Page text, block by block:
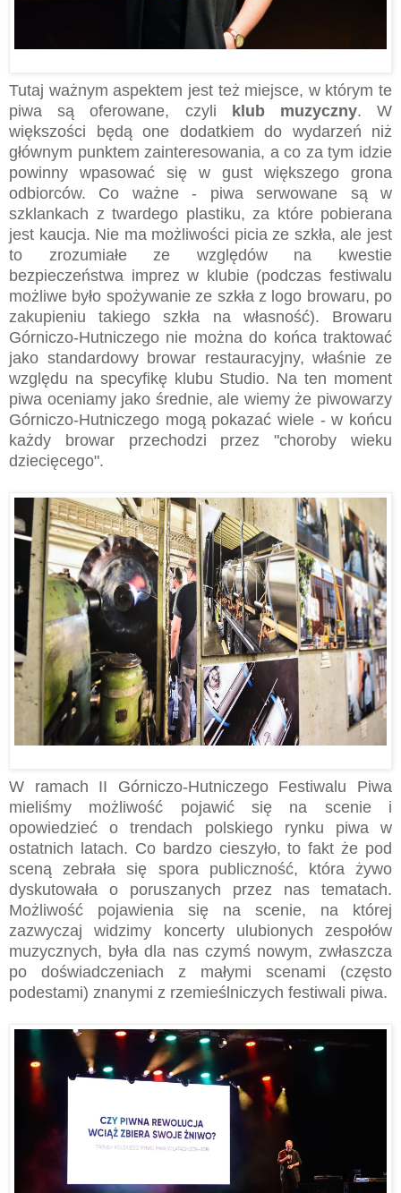
Tutaj ważnym aspektem jest też miejsce, w którym te
piwa są oferowane, czyli
klub muzyczny. W
większości będą one dodatkiem do wydarzeń niż
głównym punktem zainteresowania, a co za tym idzie
powinny wpasować się w gust większego grona
odbiorców. Co ważne - piwa serwowane są w
szklankach z twardego plastiku, za które pobierana
jest kaucja. Nie ma możliwości picia ze szkła, ale jest
to zrozumiałe ze względów na kwestie
bezpieczeństwa imprez w klubie (podczas festiwalu
możliwe było spożywanie ze szkła z logo browaru, po
zakupieniu takiego szkła na własność). Browaru
Górniczo-Hutniczego nie można do końca traktować
jako standardowy browar restauracyjny, właśnie ze
względu na specyfikę klubu Studio. Na ten moment
piwa oceniamy jako średnie, ale wiemy że piwowarzy
Górniczo-Hutniczego mogą pokazać wiele - w końcu
każdy browar przechodzi przez "choroby wieku
dziecięcego".
W ramach II Górniczo-Hutniczego Festiwalu Piwa
mieliśmy możliwość pojawić się na scenie i
opowiedzieć o trendach polskiego rynku piwa w
ostatnich latach. Co bardzo cieszyło, to fakt że pod
sceną zebrała się spora publiczność, która żywo
dyskutowała o poruszanych przez nas tematach.
Możliwość pojawienia się na scenie, na której
zazwyczaj widzimy koncerty ulubionych zespołów
muzycznych, była dla nas czymś nowym, zwłaszcza
po doświadczeniach z małymi scenami (często
podestami) znanymi z rzemieślniczych festiwali piwa.